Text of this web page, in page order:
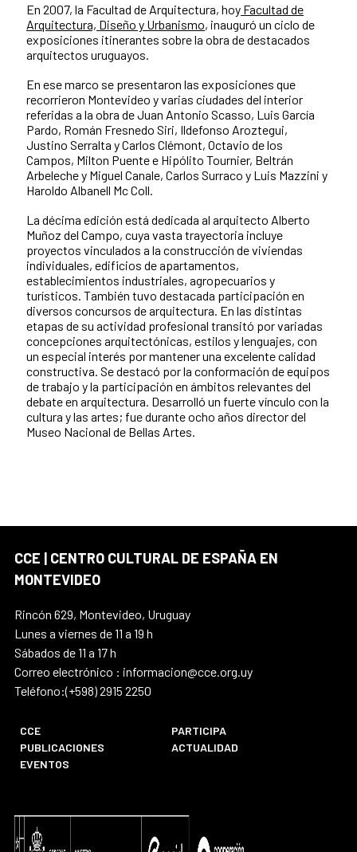
En 2007, la Facultad de Arquitectura, hoy Facultad de
Arquitectura, Diseño y Urbanismo, inauguró un ciclo de
exposiciones itinerantes sobre la obra de destacados
arquitectos uruguayos.
En ese marco se presentaron las exposiciones que
recorrieron Montevideo y varias ciudades del interior
referidas a la obra de Juan Antonio Scasso, Luis García
Pardo, Román Fresnedo Siri, Ildefonso Aroztegui,
Justino Serralta y Carlos Clémont, Octavio de los
Campos, Milton Puente e Hipólito Tournier, Beltrán
Arbeleche y Miguel Canale, Carlos Surraco y Luis Mazzini y
Haroldo Albanell Mc Coll.
La décima edición está dedicada al arquitecto Alberto
Muñoz del Campo, cuya vasta trayectoria incluye
proyectos vinculados a la construcción de viviendas
individuales, edificios de apartamentos,
establecimientos industriales, agropecuarios y
turísticos. También tuvo destacada participación en
diversos concursos de arquitectura. En las distintas
etapas de su actividad profesional transitó por variadas
concepciones arquitectónicas, estilos y lenguajes, con
un especial interés por mantener una excelente calidad
constructiva. Se destacó por la conformación de equipos
de trabajo y la participación en ámbitos relevantes del
debate en arquitectura. Desarrolló un fuerte vínculo con la
cultura y las artes; fue durante ocho años director del
Museo Nacional de Bellas Artes.
CCE | CENTRO CULTURAL DE ESPAÑA EN
MONTEVIDEO
Rincón 629, Montevideo, Uruguay
Lunes a viernes de 11 a 19 h
Sábados de 11 a 17 h
Correo electrónico : informacion@cce.org.uy
Teléfono:(+598) 2915 2250
CCE
PARTICIPA
PUBLICACIONES
ACTUALIDAD
EVENTOS